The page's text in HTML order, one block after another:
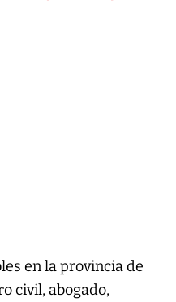
en la provincia de
civil, abogado,